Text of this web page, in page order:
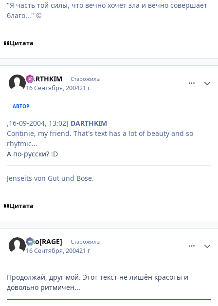
"Я часть той силы, что вечно хочет зла и вечно совершает
благо..." ©
Цитата
DARTHKIM Старожилы
16 Сентября, 200421 г
АВТОР
,16-09-2004, 13:02] DARTHKIM
Continie, my friend. That's text has a lot of beauty and so
rhytmic...
А по-русски? :D
Jenseits von Gut und Bose.
Цитата
Neo[RAGE] Старожилы
16 Сентября, 200421 г
Продолжай, друг мой. Этот текст не лишён красоты и
довольно ритмичен...